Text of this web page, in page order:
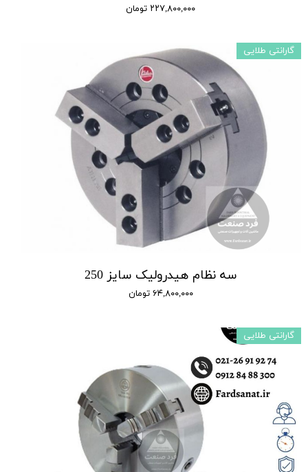
۲۲۷,۸۰۰,۰۰۰ تومان
سه نظام هیدرولیک سایز 250
۶۴,۸۰۰,۰۰۰ تومان
گارانتی طلایی
گارانتی طلایی